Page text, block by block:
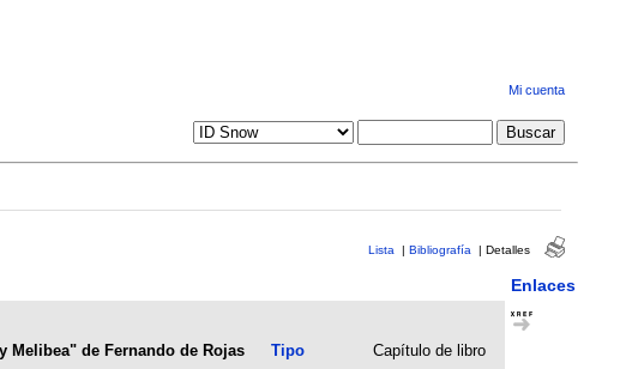
Mi cuenta
Lista | Bibliografía | Detalles
Enlaces
de Fernando de Rojas Tipo
Capítulo de libro